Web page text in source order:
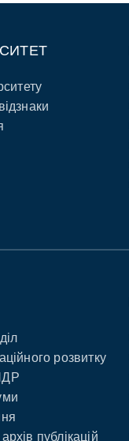
розвитку
публікацій